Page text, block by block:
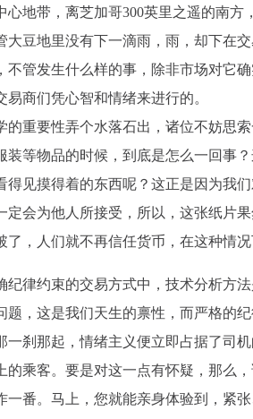
心地带，离芝加哥300英里之遥的南方
大豆地里没有下一滴雨，雨，却下在
不管发生什么样的事，除非市场对它
易商们凭心智和情绪来进行的。
重要性弄个水落石出，诸位不妨思索
装等物品的时候，到底是怎么一回事
得见摸得着的东西呢？这正是因为我
定会为他人所接受，所以，这张纸片
了，人们就不再信任货币，在这种情
律约束的交易方式中，技术分析方法
题，这是我们天生的禀性，而严格的
一刹那起，情绪主义便立即占据了司
的乘客。要是对这一点有怀疑，那么
一番。马上，您就能亲身体验到，紧